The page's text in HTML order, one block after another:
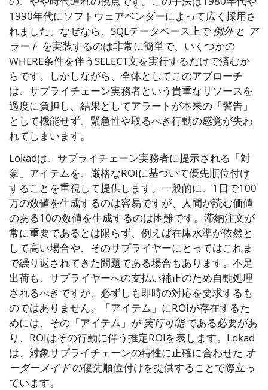
1990年代にソフトウェアベンダーによって広く採用さ
れました。なぜなら、SQLデータベース上で 例外と ア
ラート を実装するのは非常に簡単で、いくつかの
WHERE条件を伴うSELECT文を実行するだけで済むか
らです。しかしながら、全体としてこのアプローチ
は、サプライチェーン実務者という貴重なリソースを
過度に負担し、結果としてアラートが本来の「警告」
として機能せず、緊急性や取るべき行動の感覚が失わ
れてしまいます。
Lokadは、サプライチェーン実務者に提示される「対
象」アイテムを、厳格なROIに基づいて優先順位付け
することを重視して提供します。一般的に、1日で100
万の数値を生成するのは容易ですが、人間が読む価値
のある10の数値を生成するのは困難です。滞納注文が
常に重要であるとは限らず、例えば在庫水準が依然と
して高い場合や、そのサプライヤーにとってはこれま
で繰り返されてきた問題である場合もあります。不足
出荷も、サプライヤーへの支払い補正のため自動処理
されるべきですが、必ずしも即時の対応を要求するも
のではありません。「アイテム」にROIが存在するた
めには、その「アイテム」が 実行可能である必要があ
り、ROIはその行動に伴う推定ROIを表します。Lokad
は、対象サプライチェーンの特性に正確に合わせた オ
ーダーメイドの優先順位付けを提供することで際立っ
ています。